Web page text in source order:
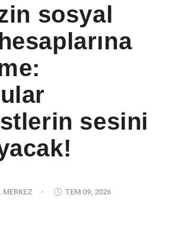
sosyal
sesini
MERKEZ - TEM 09, 2026